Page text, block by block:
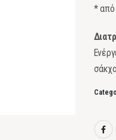
* από